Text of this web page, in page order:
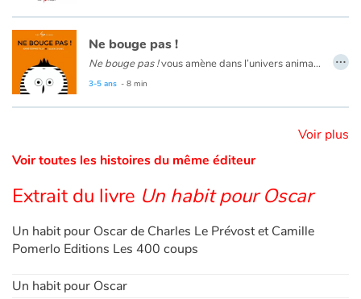
Contraste +
Aide
Famille
Écoles
Médiathèques
Vidéos & Tutoriaux
Le texte est en français et en anglais.
Ne bouge pas !
Ne bouge pas !vous amène dans l’univers animalier le temps d’une photo. Découvrez des animaux exotiques au travers d’un cadrage photographique qui invite l’enfant à imaginer quel est l’animal qui se cache derrière.
3-5 ans - 8 min
…
Voir plus
Voir toutes les histoires du même éditeur
Extrait du livre Un habit pour Oscar
Un habit pour Oscar de Charles Le Prévost et Camille
Pomerlo Editions Les 400 coups
Un habit pour Oscar